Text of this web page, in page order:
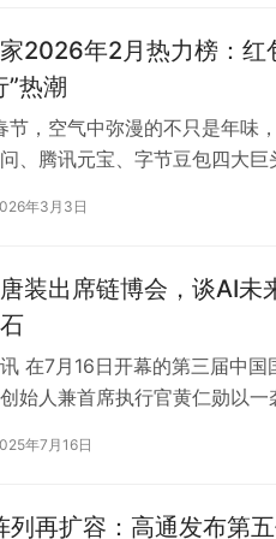
2026年2月热力榜：
”热潮
，空气中弥漫的不只是年味
、腾讯元宝、字节豆包四大
年3月3日
装出席链博会，谈AI未
在7月16日开幕的第三届中
始人兼首席执行官黄仁勋以
年7月16日
列再扩容：高通发布第